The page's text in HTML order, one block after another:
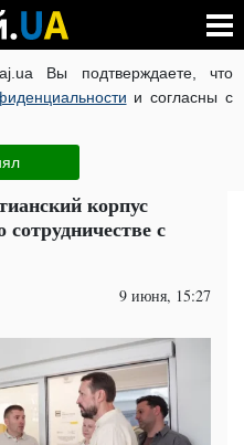
Вы подтверждаете, что
и согласны с
КОРОНАВИРУС В
ЧИТАТИ УКРАЇНСЬКОЮ
"Надежда",
корпус
с
9 июня, 15:27